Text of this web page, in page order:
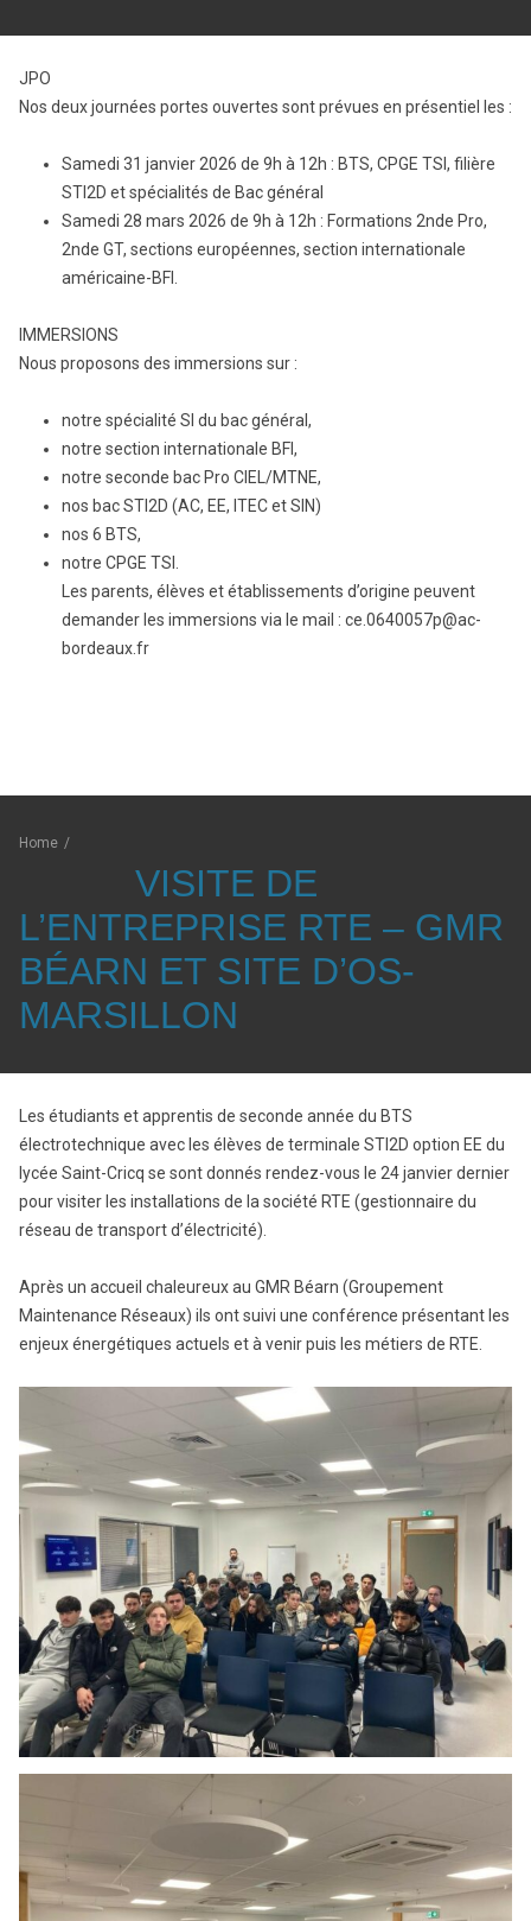
JPO
Nos deux journées portes ouvertes sont prévues en présentiel les :
Samedi 31 janvier 2026 de 9h à 12h : BTS, CPGE TSI, filière
STI2D et spécialités de Bac général
Samedi 28 mars 2026 de 9h à 12h : Formations 2nde Pro,
2nde GT, sections européennes, section internationale
américaine-BFI.
IMMERSIONS
Nous proposons des immersions sur :
notre spécialité SI du bac général,
notre section internationale BFI,
notre seconde bac Pro CIEL/MTNE,
nos bac STI2D (AC, EE, ITEC et SIN)
nos 6 BTS,
notre CPGE TSI.
Les parents, élèves et établissements d’origine peuvent
demander les immersions via le mail : ce.0640057p@ac-
bordeaux.fr
Home /
VISITE DE
L’ENTREPRISE RTE – GMR
BÉARN ET SITE D’OS-
MARSILLON
Les étudiants et apprentis de seconde année du BTS
électrotechnique avec les élèves de terminale STI2D option EE du
lycée Saint-Cricq se sont donnés rendez-vous le 24 janvier dernier
pour visiter les installations de la société RTE (gestionnaire du
réseau de transport d’électricité).
Après un accueil chaleureux au GMR Béarn (Groupement
Maintenance Réseaux) ils ont suivi une conférence présentant les
enjeux énergétiques actuels et à venir puis les métiers de RTE.